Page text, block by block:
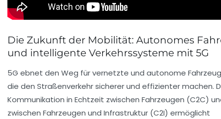
Die Zukunft der Mobilität: Autonomes
und intelligente Verkehrssysteme mit 5G
5G ebnet den Weg für vernetzte und autonome
die den Straßenverkehr sicherer und effizienter machen.
Kommunikation in Echtzeit zwischen Fahrzeugen (C2C)
zwischen Fahrzeugen und Infrastruktur (C2I) ermöglicht